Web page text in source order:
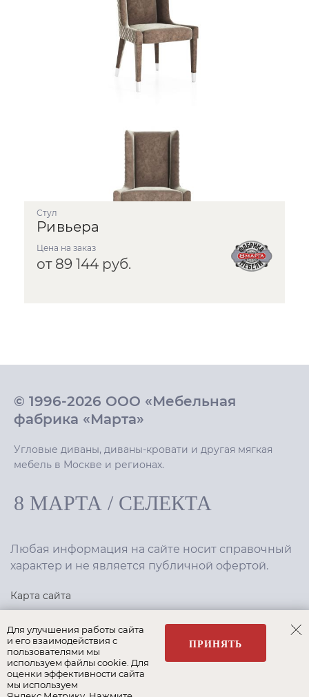
Стул
Ривьера
Цена на заказ
от 89 144 руб.
© 1996-2026 ООО «Мебельная
фабрика «Марта»
Угловые диваны, диваны-кровати и другая мягкая
мебель в Москве и регионах.
8 МАРТА / СЕЛЕКТА
Любая информация на сайте носит справочный
характер и не является публичной офертой.
Карта сайта
Политика конфиденциальности
Создание сайта,интернет-маркетинг
Для улучшения работы сайта
и его взаимодействия с
пользователями мы
используем файлы cookie. Для
оценки эффективности сайта
мы используем
ПРИНЯТЬ